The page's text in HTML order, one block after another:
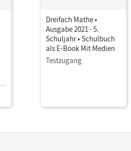
Dreifach Mathe •
Ausgabe 2021 · 5.
Schuljahr • Schulbuch
als E-Book Mit Medien
Testzugang